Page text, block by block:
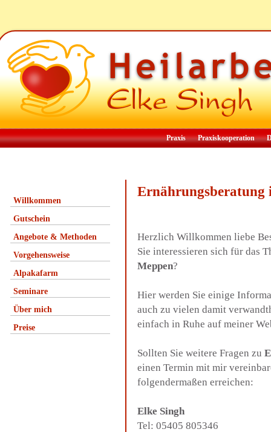
Praxis Praxiskooperation
Willkommen
Gutschein
Angebote & Methoden
Vorgehensweise
Alpakafarm
Seminare
Über mich
Preise
Ernährungsberatung
Herzlich Willkommen liebe
Sie interessieren sich für das
Meppen?
Hier werden Sie einige
auch zu vielen damit
einfach in Ruhe auf meiner
Sollten Sie weitere Fragen zu
einen Termin mit mir
folgendermaßen erreichen:
Elke Singh
Tel: 05405 805346